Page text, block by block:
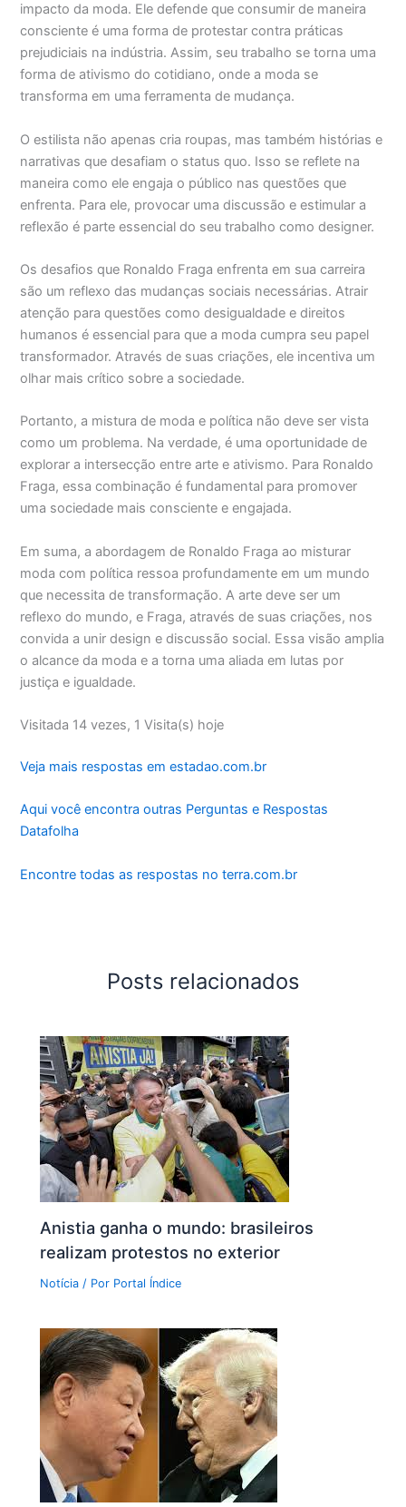
impacto da moda. Ele defende que consumir de maneira
consciente é uma forma de protestar contra práticas
prejudiciais na indústria. Assim, seu trabalho se torna uma
forma de ativismo do cotidiano, onde a moda se
transforma em uma ferramenta de mudança.
O estilista não apenas cria roupas, mas também histórias e
narrativas que desafiam o status quo. Isso se reflete na
maneira como ele engaja o público nas questões que
enfrenta. Para ele, provocar uma discussão e estimular a
reflexão é parte essencial do seu trabalho como designer.
Os desafios que Ronaldo Fraga enfrenta em sua carreira
são um reflexo das mudanças sociais necessárias. Atrair
atenção para questões como desigualdade e direitos
humanos é essencial para que a moda cumpra seu papel
transformador. Através de suas criações, ele incentiva um
olhar mais crítico sobre a sociedade.
Portanto, a mistura de moda e política não deve ser vista
como um problema. Na verdade, é uma oportunidade de
explorar a intersecção entre arte e ativismo. Para Ronaldo
Fraga, essa combinação é fundamental para promover
uma sociedade mais consciente e engajada.
Em suma, a abordagem de Ronaldo Fraga ao misturar
moda com política ressoa profundamente em um mundo
que necessita de transformação. A arte deve ser um
reflexo do mundo, e Fraga, através de suas criações, nos
convida a unir design e discussão social. Essa visão amplia
o alcance da moda e a torna uma aliada em lutas por
justiça e igualdade.
Visitada 14 vezes, 1 Visita(s) hoje
Veja mais respostas em estadao.com.br
Aqui você encontra outras Perguntas e Respostas
Datafolha
Encontre todas as respostas no terra.com.br
Posts relacionados
Anistia ganha o mundo: brasileiros
realizam protestos no exterior
Notícia / Por Portal Índice